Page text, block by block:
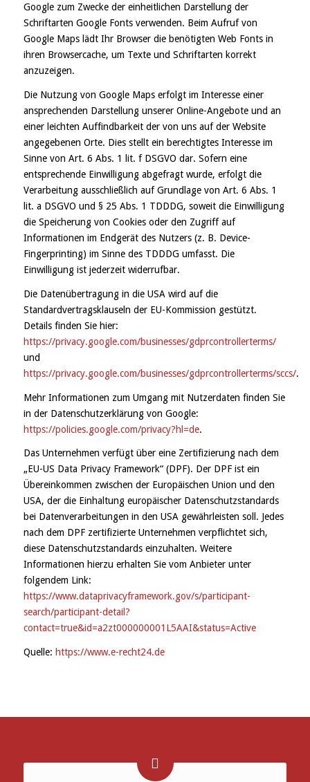
Google zum Zwecke der einheitlichen Darstellung der
Schriftarten Google Fonts verwenden. Beim Aufruf von
Google Maps lädt Ihr Browser die benötigten Web Fonts in
ihren Browsercache, um Texte und Schriftarten korrekt
anzuzeigen.
Die Nutzung von Google Maps erfolgt im Interesse einer
ansprechenden Darstellung unserer Online-Angebote und an
einer leichten Auffindbarkeit der von uns auf der Website
angegebenen Orte. Dies stellt ein berechtigtes Interesse im
Sinne von Art. 6 Abs. 1 lit. f DSGVO dar. Sofern eine
entsprechende Einwilligung abgefragt wurde, erfolgt die
Verarbeitung ausschließlich auf Grundlage von Art. 6 Abs. 1
lit. a DSGVO und § 25 Abs. 1 TDDDG, soweit die Einwilligung
die Speicherung von Cookies oder den Zugriff auf
Informationen im Endgerät des Nutzers (z. B. Device-
Fingerprinting) im Sinne des TDDDG umfasst. Die
Einwilligung ist jederzeit widerrufbar.
Die Datenübertragung in die USA wird auf die
Standardvertragsklauseln der EU-Kommission gestützt.
Details finden Sie hier:
https://privacy.google.com/businesses/gdprcontrollerterms/
und
https://privacy.google.com/businesses/gdprcontrollerterms/sccs/.
Mehr Informationen zum Umgang mit Nutzerdaten finden Sie
in der Datenschutzerklärung von Google:
https://policies.google.com/privacy?hl=de.
Das Unternehmen verfügt über eine Zertifizierung nach dem
„EU-US Data Privacy Framework“ (DPF). Der DPF ist ein
Übereinkommen zwischen der Europäischen Union und den
USA, der die Einhaltung europäischer Datenschutzstandards
bei Datenverarbeitungen in den USA gewährleisten soll. Jedes
nach dem DPF zertifizierte Unternehmen verpflichtet sich,
diese Datenschutzstandards einzuhalten. Weitere
Informationen hierzu erhalten Sie vom Anbieter unter
folgendem Link:
https://www.dataprivacyframework.gov/s/participant-
search/participant-detail?
contact=true&id=a2zt000000001L5AAI&status=Active
Quelle: https://www.e-recht24.de